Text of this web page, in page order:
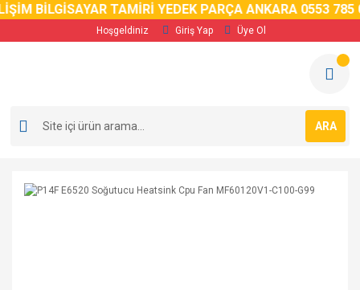
BİLGİSAYAR TAMİRİ YEDEK PARÇA ANKARA 0553 785 02
Hoşgeldiniz Giriş Yap Üye Ol
ARA